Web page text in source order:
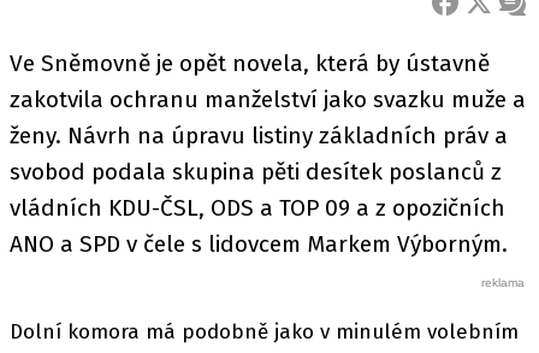
FACEBOOK
X
Ve Sněmovně je opět novela, která by ústavně
zakotvila ochranu manželství jako svazku muže a
ženy. Návrh na úpravu listiny základních práv a
svobod podala skupina pěti desítek poslanců z
vládních KDU-ČSL, ODS a TOP 09 a z opozičních
ANO a SPD v čele s lidovcem Markem Výborným.
Dolní komora má podobně jako v minulém volebním